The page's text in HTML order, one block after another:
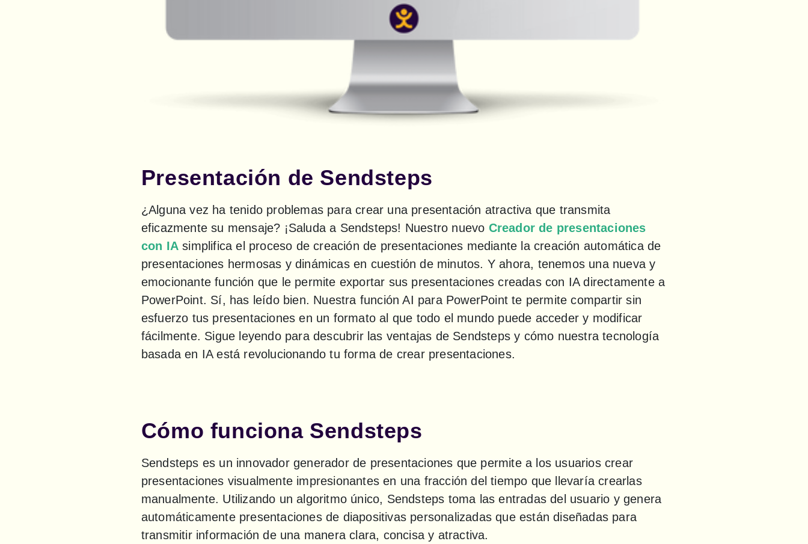
Presentación de Sendsteps
¿Alguna vez ha tenido problemas para crear una presentación atractiva que transmita
eficazmente su mensaje? ¡Saluda a Sendsteps! Nuestro nuevo Creador de presentaciones
con IA simplifica el proceso de creación de presentaciones mediante la creación automática de
presentaciones hermosas y dinámicas en cuestión de minutos. Y ahora, tenemos una nueva y
emocionante función que le permite exportar sus presentaciones creadas con IA directamente a
PowerPoint. Sí, has leído bien. Nuestra función AI para PowerPoint te permite compartir sin
esfuerzo tus presentaciones en un formato al que todo el mundo puede acceder y modificar
fácilmente. Sigue leyendo para descubrir las ventajas de Sendsteps y cómo nuestra tecnología
basada en IA está revolucionando tu forma de crear presentaciones.
Cómo funciona Sendsteps
Sendsteps es un innovador generador de presentaciones que permite a los usuarios crear
presentaciones visualmente impresionantes en una fracción del tiempo que llevaría crearlas
manualmente. Utilizando un algoritmo único, Sendsteps toma las entradas del usuario y genera
automáticamente presentaciones de diapositivas personalizadas que están diseñadas para
transmitir información de una manera clara, concisa y atractiva.